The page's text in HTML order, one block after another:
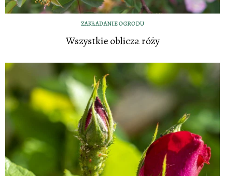
ZAKŁADANIE OGRODU
Wszystkie oblicza róży